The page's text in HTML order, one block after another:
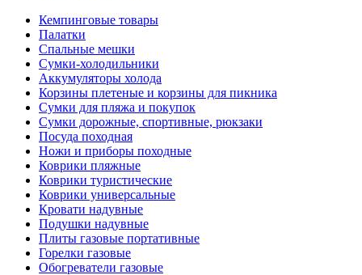
Кемпинговые товары
Палатки
Спальные мешки
Сумки-холодильники
Аккумуляторы холода
Корзины плетеные и корзины для пикника
Сумки для пляжа и покупок
Сумки дорожные, спортивные, рюкзаки
Посуда походная
Ножи и приборы походные
Коврики пляжные
Коврики туристические
Коврики универсальные
Кровати надувные
Подушки надувные
Плиты газовые портативные
Горелки газовые
Обогреватели газовые